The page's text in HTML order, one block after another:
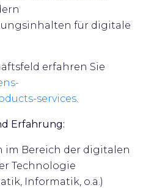
für digitale
erfahren Sie
services.
Erfahrung:
im Bereich der digitalen
Technologie
Informatik, o.ä.)